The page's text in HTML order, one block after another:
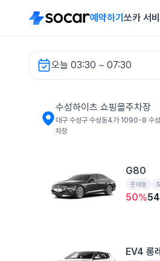
예약하기 쏘카 서
오늘 03:30 ~ 07:30
수성하이츠 쇼핑몰주차장 렌터카
수성하이츠 쇼핑몰주차장
대구 수성구 수성동4가 1090-8 수성
차장
G80
준대형
50%
EV4 롱